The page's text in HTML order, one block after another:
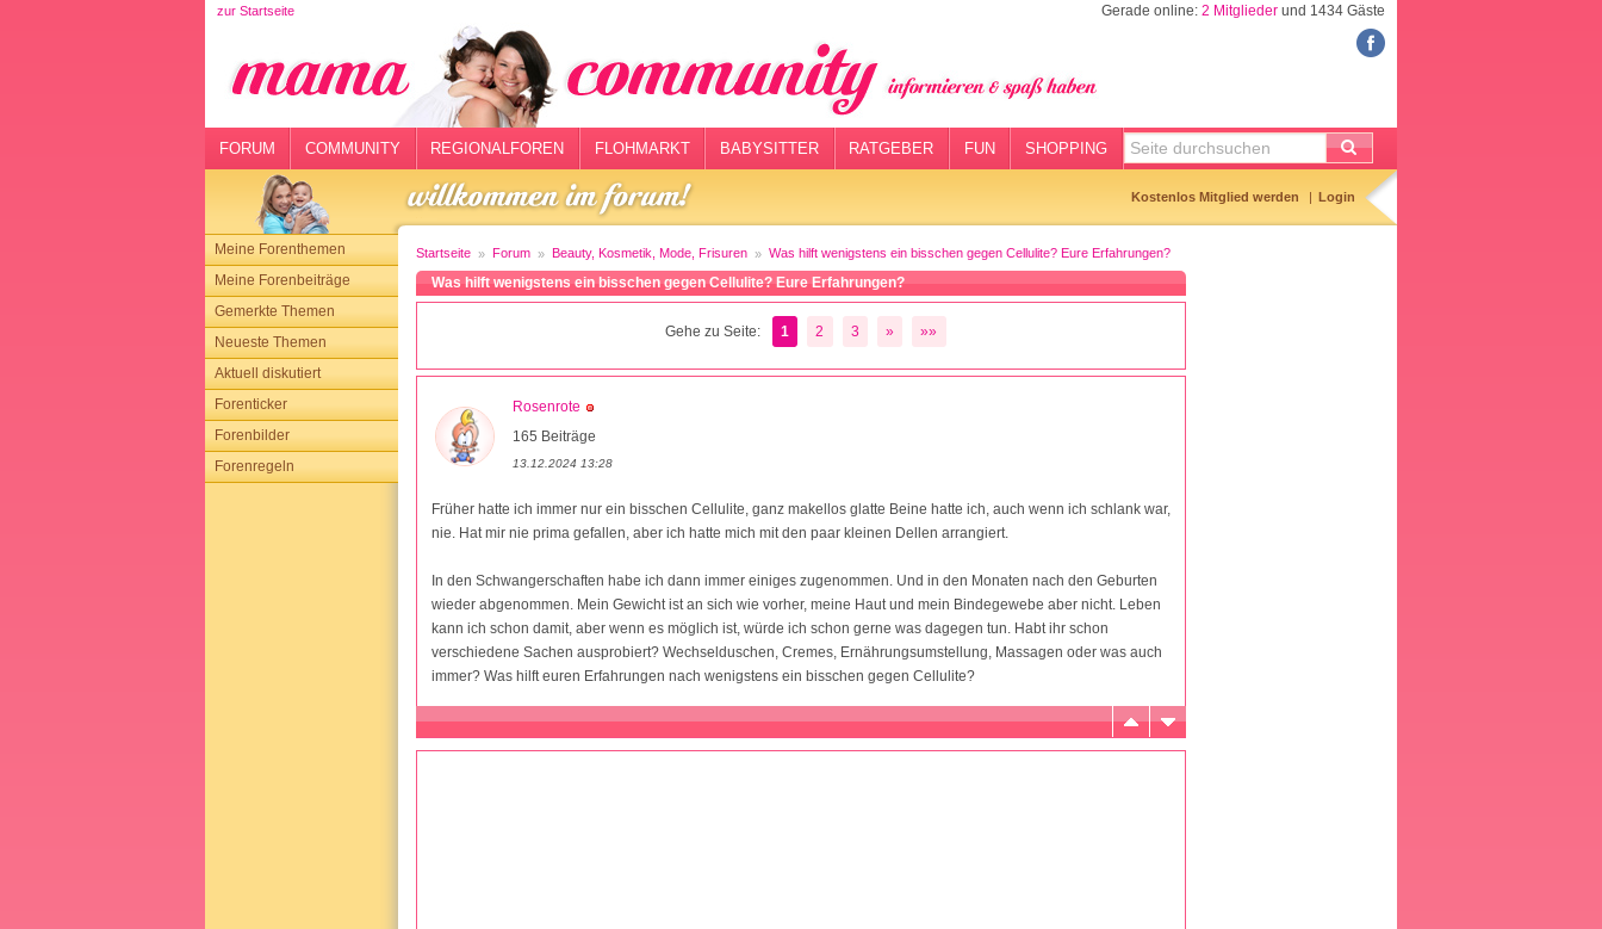
zur Startseite Gerade online: 2 Mitglieder und 1434 Gäste
FORUM COMMUNITY REGIONALFOREN FLOHMARKT BABYSITTER RATGEBER FUN SHOPPING
Kostenlos Mitglied werden Login
Meine Forenthemen
Meine Forenbeiträge
Gemerkte Themen
Neueste Themen
Aktuell diskutiert
Forenticker
Forenbilder
Forenregeln
Startseite Forum Beauty, Kosmetik, Mode, Frisuren Was hilft wenigstens ein bisschen gegen Cellulite? Eure Erfahrungen?
Was hilft wenigstens ein bisschen gegen Cellulite? Eure Erfahrungen?
Gehe zu Seite: 1 2 3 » »»
Rosenrote
165 Beiträge
13.12.2024 13:28
Früher hatte ich immer nur ein bisschen Cellulite, ganz makellos glatte Beine hatte ich, auch wenn ich schlank war,
nie. Hat mir nie prima gefallen, aber ich hatte mich mit den paar kleinen Dellen arrangiert.
In den Schwangerschaften habe ich dann immer einiges zugenommen. Und in den Monaten nach den Geburten
wieder abgenommen. Mein Gewicht ist an sich wie vorher, meine Haut und mein Bindegewebe aber nicht. Leben
kann ich schon damit, aber wenn es möglich ist, würde ich schon gerne was dagegen tun. Habt ihr schon
verschiedene Sachen ausprobiert? Wechselduschen, Cremes, Ernährungsumstellung, Massagen oder was auch
immer? Was hilft euren Erfahrungen nach wenigstens ein bisschen gegen Cellulite?